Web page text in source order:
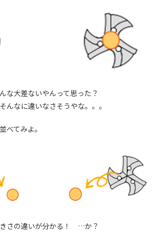
な大差ないやんって思った？
んなに違いなさそうやな。。。
べてみよ。
さの違いが分かる！ …か？